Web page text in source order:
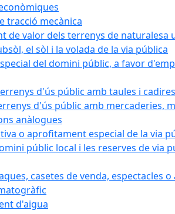
tracció mecànica
de valor dels terrenys de naturalesa
el sòl i la volada de la via pública
del domini públic, a favor
d'ús públic amb taules i
d'ús públic amb mercaderies,
anàlogues
o aprofitament especial de la via
públic local i les reserves de via
casetes de venda,
d'aigua